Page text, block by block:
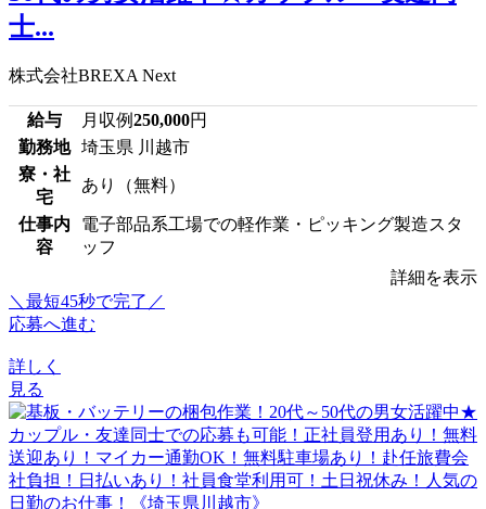
士...
株式会社BREXA Next
給与 月収例250,000円
勤務地 埼玉県 川越市
寮・社
宅
あり（無料）
仕事内
容
電子部品系工場での軽作業・ピッキング製造スタ
ッフ
詳細を表示
＼最短45秒で完了／
応募へ進む
詳しく
見る